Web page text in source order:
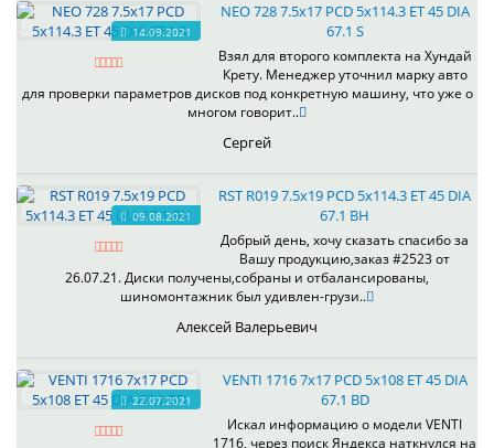
14.09.2021
NEO 728 7.5x17 PCD 5x114.3 ET 45 DIA
67.1 S
Взял для второго комплекта на Хундай
Крету. Менеджер уточнил марку авто
для проверки параметров дисков под конкретную машину, что уже о
многом говорит..
Сергей
09.08.2021
RST R019 7.5x19 PCD 5x114.3 ET 45 DIA
67.1 BH
Добрый день, хочу сказать спасибо за
Вашу продукцию,заказ #2523 от
26.07.21. Диски получены,собраны и отбалансированы,
шиномонтажник был удивлен-грузи..
Алексей Валерьевич
22.07.2021
VENTI 1716 7x17 PCD 5x108 ET 45 DIA
67.1 BD
Искал информацию о модели VENTI
1716, через поиск Яндекса наткнулся на